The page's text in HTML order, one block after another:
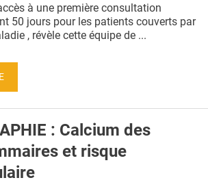
à une première consultation
50 jours pour les patients couverts par
, révèle cette équipe de ...
: Calcium des
et risque